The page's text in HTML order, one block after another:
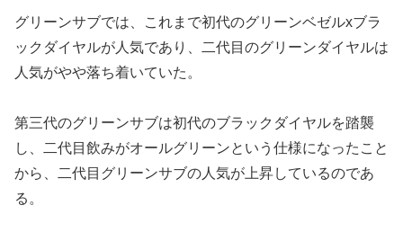
グリーンサブでは、これまで初代のグリーンベゼルxブラ
ックダイヤルが人気であり、二代目のグリーンダイヤルは
人気がやや落ち着いていた。
第三代のグリーンサブは初代のブラックダイヤルを踏襲
し、二代目飲みがオールグリーンという仕様になったこと
から、二代目グリーンサブの人気が上昇しているのであ
る。